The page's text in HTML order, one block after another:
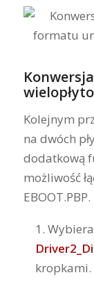
Kolejnym
na dwóch
dodatkową
możliwość
EBOOT.PBP.
kropkami.